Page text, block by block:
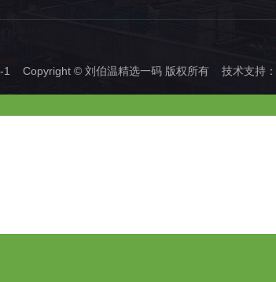
Copyright © 刘伯温精选一码 版权所有 技术支持：